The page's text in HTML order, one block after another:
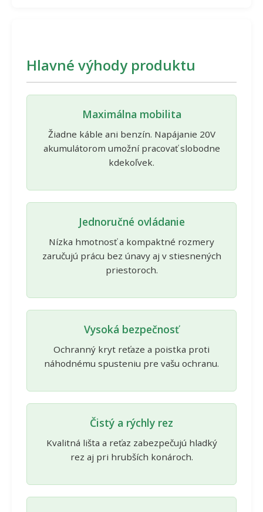
Hlavné výhody produktu
Maximálna mobilita
Žiadne káble ani benzín. Napájanie 20V
akumulátorom umožní pracovať slobodne
kdekoľvek.
Jednoručné ovládanie
Nízka hmotnosť a kompaktné rozmery
zaručujú prácu bez únavy aj v stiesnených
priestoroch.
Vysoká bezpečnosť
Ochranný kryt reťaze a poistka proti
náhodnému spusteniu pre vašu ochranu.
Čistý a rýchly rez
Kvalitná lišta a reťaz zabezpečujú hladký
rez aj pri hrubších konároch.